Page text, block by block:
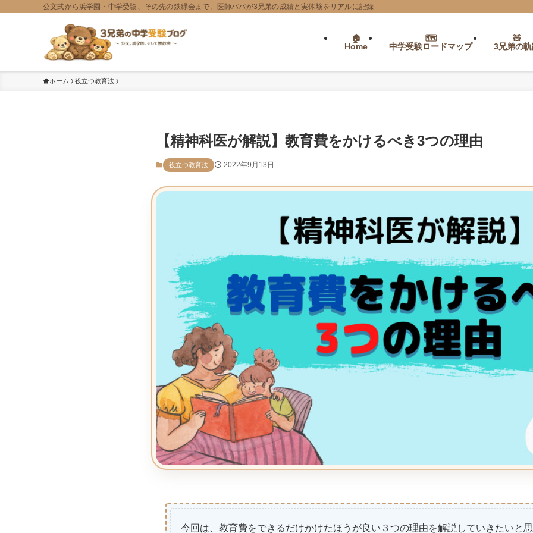
公文式から浜学園・中学受験、その先の鉄緑会まで。医師パパが3兄弟の成績と実体験をリアルに記録
Home 中学受験ロードマップ 3兄弟の
ホーム 役立つ教育法
【精神科医が解説】教育費をかけるべき3つの理由
役立つ教育法 2022年9月13日
今回は、教育費をできるだけかけたほうが良い３つの理由を解説していきたいと